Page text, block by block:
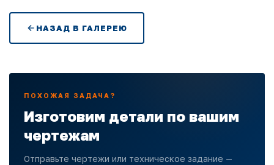
НАЗАД В ГАЛЕРЕЮ
ПОХОЖАЯ ЗАДАЧА?
Изготовим детали по вашим
чертежам
Отправьте чертежи или техническое задание —